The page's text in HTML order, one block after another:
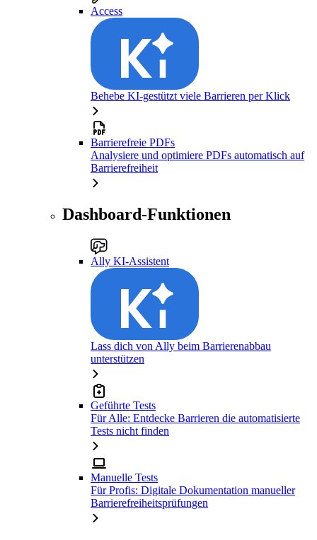
Access
Behebe KI-gestützt viele Barrieren per Klick
Barrierefreie PDFs
Analysiere und optimiere PDFs automatisch auf
Barrierefreiheit
Dashboard-Funktionen
Ally KI-Assistent
Lass dich von Ally beim Barrierenabbau
unterstützen
Geführte Tests
Für Alle: Entdecke Barrieren die automatisierte
Tests nicht finden
Manuelle Tests
Für Profis: Digitale Dokumentation manueller
Barrierefreiheitsprüfungen